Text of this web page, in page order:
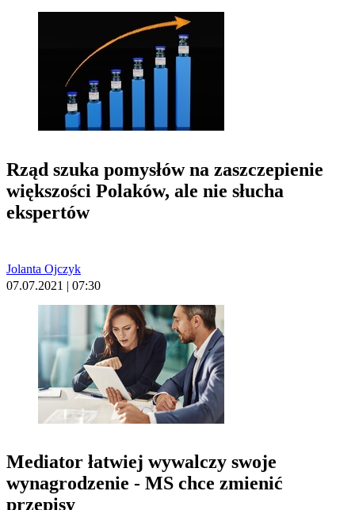
Rząd szuka pomysłów na zaszczepienie
większości Polaków, ale nie słucha
ekspertów
Jolanta Ojczyk
07.07.2021 | 07:30
Mediator łatwiej wywalczy swoje
wynagrodzenie - MS chce zmienić
przepisy